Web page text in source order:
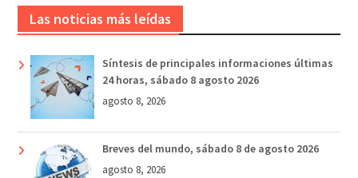
Las noticias más leídas
Síntesis de principales informaciones últimas
24 horas, sábado 8 agosto 2026
agosto 8, 2026
Breves del mundo, sábado 8 de agosto 2026
agosto 8, 2026